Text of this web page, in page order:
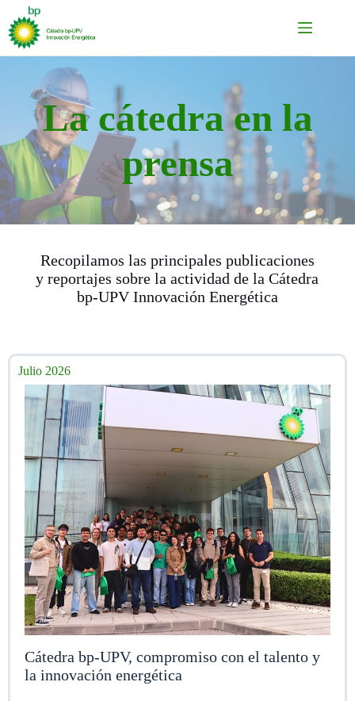
contenido
La cátedra en la
prensa
Recopilamos las principales publicaciones
y reportajes sobre la actividad de la Cátedra
bp-UPV Innovación Energética
Julio 2026
Cátedra bp-UPV, compromiso con el talento y
la innovación energética